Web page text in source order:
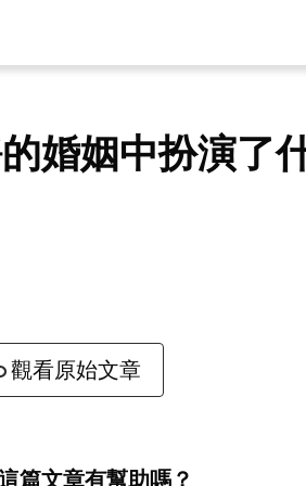
婚姻中扮演了
觀看原始文章
篇文章有幫助嗎？